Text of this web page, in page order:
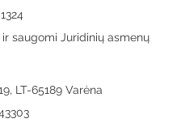
saugomi Juridinių asmenų
LT-65189 Varėna